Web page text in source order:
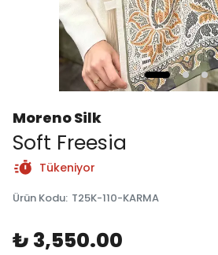
Moreno Silk
Soft Freesia
Tükeniyor
Ürün Kodu: T25K-110-KARMA
₺ 3,550.00